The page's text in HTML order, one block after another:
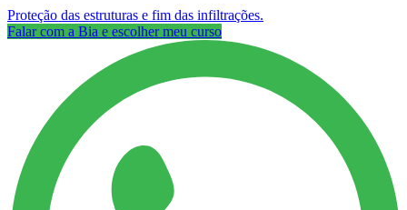
Proteção das estruturas e fim das infiltrações.
Falar com a Bia e escolher meu curso